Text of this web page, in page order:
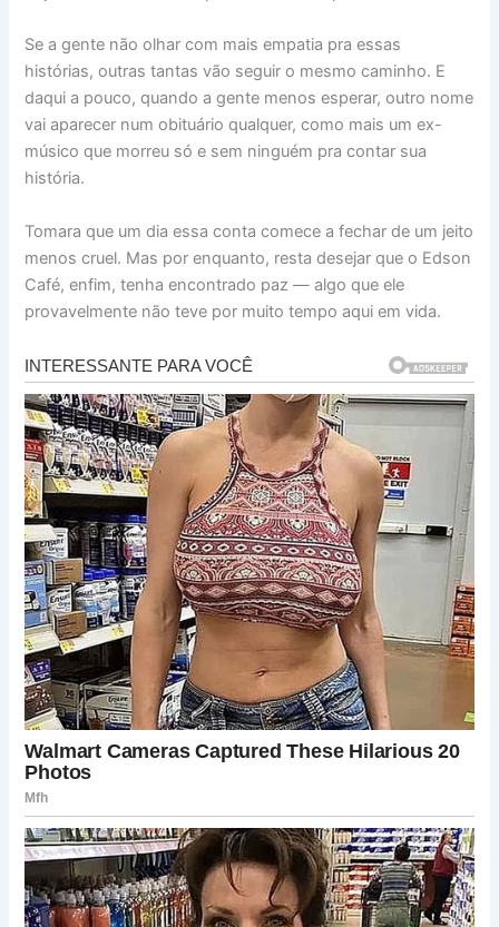
Se a gente não olhar com mais empatia pra essas
histórias, outras tantas vão seguir o mesmo caminho. E
daqui a pouco, quando a gente menos esperar, outro nome
vai aparecer num obituário qualquer, como mais um ex-
músico que morreu só e sem ninguém pra contar sua
história.
Tomara que um dia essa conta comece a fechar de um jeito
menos cruel. Mas por enquanto, resta desejar que o Edson
Café, enfim, tenha encontrado paz — algo que ele
provavelmente não teve por muito tempo aqui em vida.